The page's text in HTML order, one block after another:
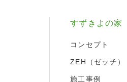
すずきよの家
コンセプト
ZEH（ゼッチ）
施工事例